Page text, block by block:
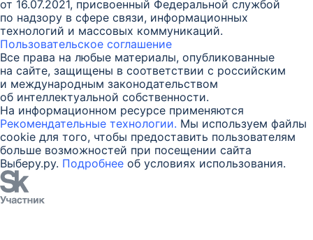
от 16.07.2021, присвоенный Федеральной службой
по надзору в сфере связи, информационных
технологий и массовых коммуникаций.
Пользовательское соглашение
Все права на любые материалы, опубликованные
на сайте, защищены в соответствии с российским
и международным законодательством
об интеллектуальной собственности.
На информационном ресурсе применяются
Рекомендательные технологии. Мы используем файлы
cookie для того, чтобы предоставить пользователям
больше возможностей при посещении сайта
Выберу.ру. Подробнее об условиях использования.